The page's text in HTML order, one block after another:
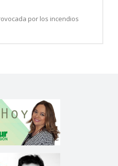
por los incendios